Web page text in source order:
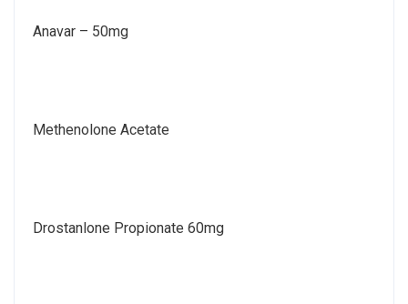
Anavar – 50mg
Methenolone Acetate
Drostanlone Propionate 60mg